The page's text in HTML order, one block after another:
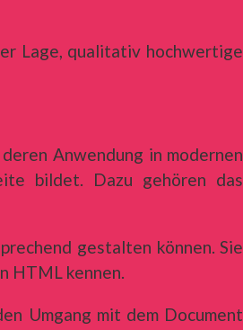
Lage, qualitativ hochwertige
Anwendung in modernen
bildet. Dazu gehören das
gestalten können. Sie
HTML kennen.
Umgang mit dem Document